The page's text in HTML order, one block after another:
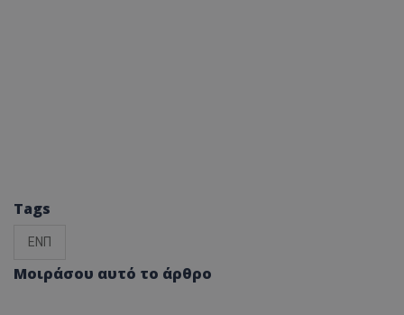
Tags
ΕΝΠ
Μοιράσου αυτό το άρθρο